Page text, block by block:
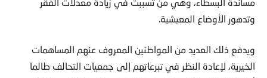
وتدهور الأوضاع المعيشية.
الخيرية، لإعادة النظر في تبرعاتهم إلى جمعيات التحالف طالما
أصبحت تحت مظلة حكومية، ويتم توجيه التبرعات إلى كيانات